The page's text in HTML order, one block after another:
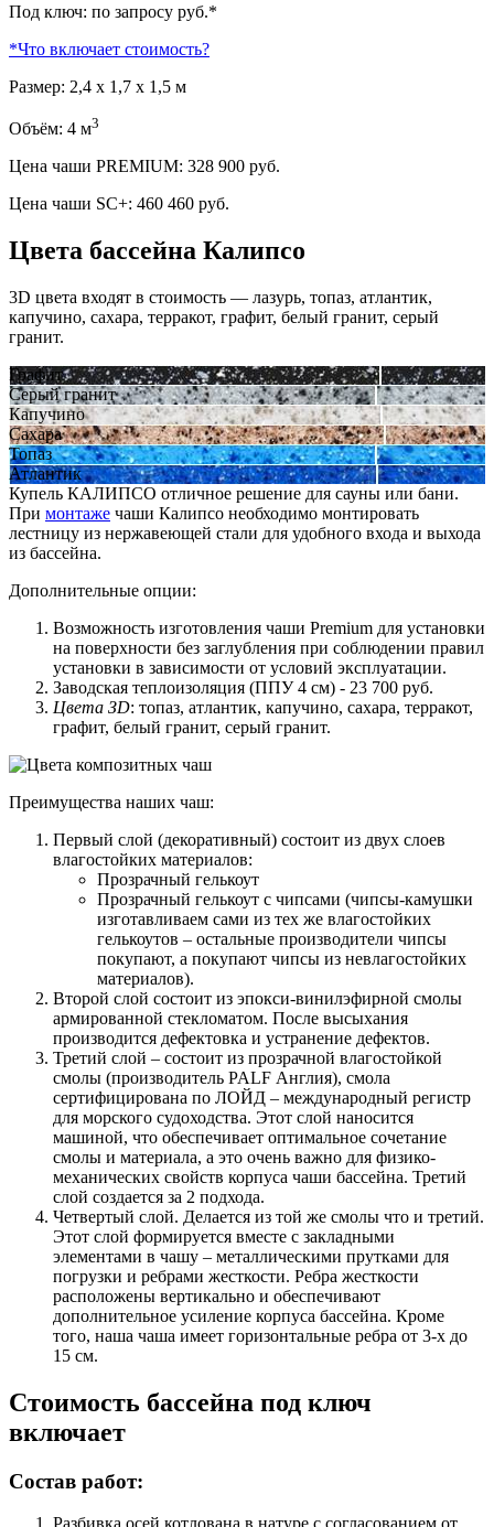
Под ключ: по запросу руб.*
*Что включает стоимость?
Размер: 2,4 х 1,7 x 1,5 м
Объём: 4 м3
Цена чаши PREMIUM: 328 900 руб.
Цена чаши SC+: 460 460 руб.
Цвета бассейна Калипсо
3D цвета входят в стоимость — лазурь, топаз, атлантик,
капучино, сахара, терракот, графит, белый гранит, серый
гранит.
Графит
Серый гранит
Капучино
Сахара
Топаз
Атлантик
Купель КАЛИПСО отличное решение для сауны или бани.
При монтаже чаши Калипсо необходимо монтировать
лестницу из нержавеющей стали для удобного входа и выхода
из бассейна.
Дополнительные опции:
Возможность изготовления чаши Premium для установки
на поверхности без заглубления при соблюдении правил
установки в зависимости от условий эксплуатации.
Заводская теплоизоляция (ППУ 4 см) - 23 700 руб.
Цвета ЗD: топаз, атлантик, капучино, сахара, терракот,
графит, белый гранит, серый гранит.
Преимущества наших чаш:
Первый слой (декоративный) состоит из двух слоев
влагостойких материалов:
Прозрачный гелькоут
Прозрачный гелькоут с чипсами (чипсы-камушки
изготавливаем сами из тех же влагостойких
гелькоутов – остальные производители чипсы
покупают, а покупают чипсы из невлагостойких
материалов).
Второй слой состоит из эпокси-винилэфирной смолы
армированной стекломатом. После высыхания
производится дефектовка и устранение дефектов.
Третий слой – состоит из прозрачной влагостойкой
смолы (производитель PALF Англия), смола
сертифицирована по ЛОЙД – международный регистр
для морского судоходства. Этот слой наносится
машиной, что обеспечивает оптимальное сочетание
смолы и материала, а это очень важно для физико-
механических свойств корпуса чаши бассейна. Третий
слой создается за 2 подхода.
Четвертый слой. Делается из той же смолы что и третий.
Этот слой формируется вместе с закладными
элементами в чашу – металлическими прутками для
погрузки и ребрами жесткости. Ребра жесткости
расположены вертикально и обеспечивают
дополнительное усиление корпуса бассейна. Кроме
того, наша чаша имеет горизонтальные ребра от 3-х до
15 см.
Стоимость бассейна под ключ
включает
Состав работ: